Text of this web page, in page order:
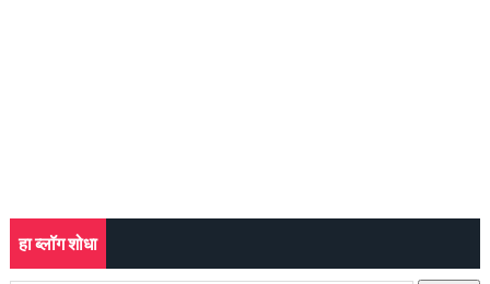
हा ब्लॉग शोधा